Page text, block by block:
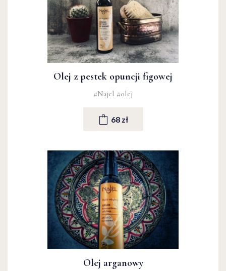
Olej z pestek opuncji figowej
#Najel #olej
68 zł
Olej arganowy